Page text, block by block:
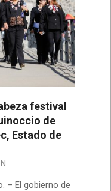
festival
de
Estado de
– El gobierno de